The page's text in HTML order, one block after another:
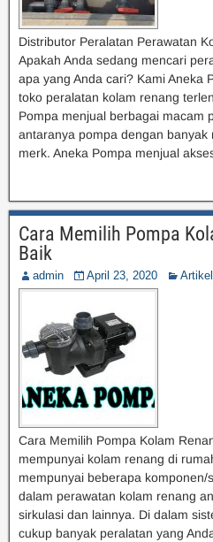
Distributor Peralatan Perawatan
Apakah Anda sedang mencari
apa yang Anda cari? Kami Aneka
toko peralatan kolam renang
Pompa menjual berbagai macam
antaranya pompa dengan
merk. Aneka Pompa menjual
Cara Memilih Pompa
Baik
admin April 23, 2020 Artikel
Cara Memilih Pompa Kolam
mempunyai kolam renang di
mempunyai beberapa komponen/
dalam perawatan kolam renang
sirkulasi dan lainnya. Di dalam
cukup banyak peralatan yang